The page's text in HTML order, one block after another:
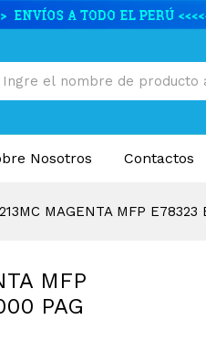
Nosotros Contactos
MAGENTA MFP
MFP
PAG
Valoraciones